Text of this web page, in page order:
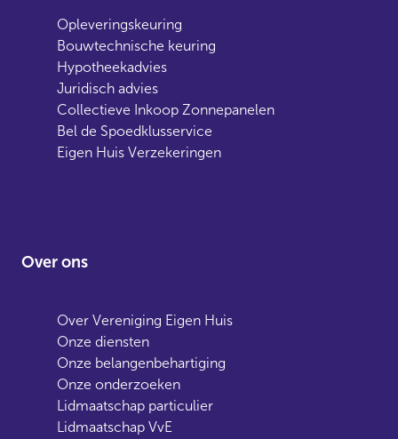
Opleveringskeuring
Bouwtechnische keuring
Hypotheekadvies
Juridisch advies
Collectieve Inkoop Zonnepanelen
Bel de Spoedklusservice
Eigen Huis Verzekeringen
Over ons
Over Vereniging Eigen Huis
Onze diensten
Onze belangenbehartiging
Onze onderzoeken
Lidmaatschap particulier
Lidmaatschap VvE